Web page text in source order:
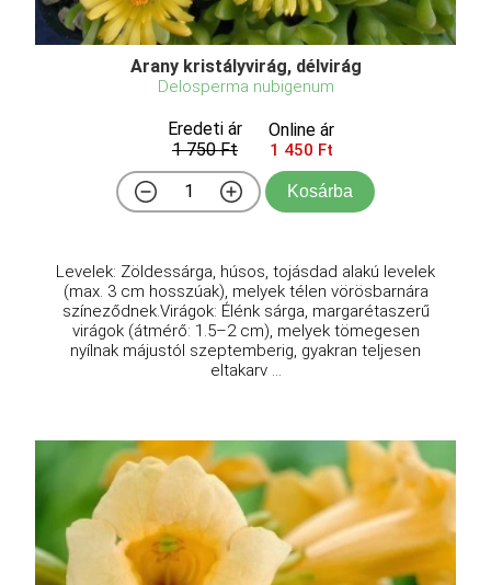
Arany kristályvirág, délvirág
Delosperma nubigenum
Eredeti ár
1 750 Ft
Online ár
1 450 Ft
Kosárba
Levelek: Zöldessárga, húsos, tojásdad alakú levelek
(max. 3 cm hosszúak), melyek télen vörösbarnára
színeződnek.Virágok: Élénk sárga, margarétaszerű
virágok (átmérő: 1.5–2 cm), melyek tömegesen
nyílnak májustól szeptemberig, gyakran teljesen
eltakarv ...